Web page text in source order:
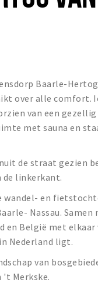
Baarle-
over alle comfort.
van een
met sauna en
de straat gezien
de linkerkant.
en
Nassau.
België met elkaar
Nederland ligt.
van
't Merkske.